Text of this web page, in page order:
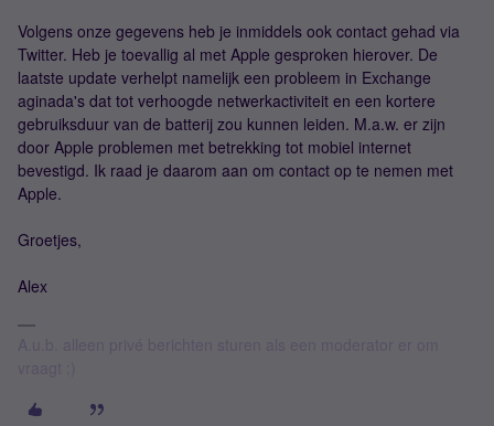
Volgens onze gegevens heb je inmiddels ook contact gehad via
Twitter. Heb je toevallig al met Apple gesproken hierover. De
laatste update verhelpt namelijk een probleem in Exchange
aginada's dat tot verhoogde netwerkactiviteit en een kortere
gebruiksduur van de batterij zou kunnen leiden. M.a.w. er zijn
door Apple problemen met betrekking tot mobiel internet
bevestigd. Ik raad je daarom aan om contact op te nemen met
Apple.
Groetjes,
Alex